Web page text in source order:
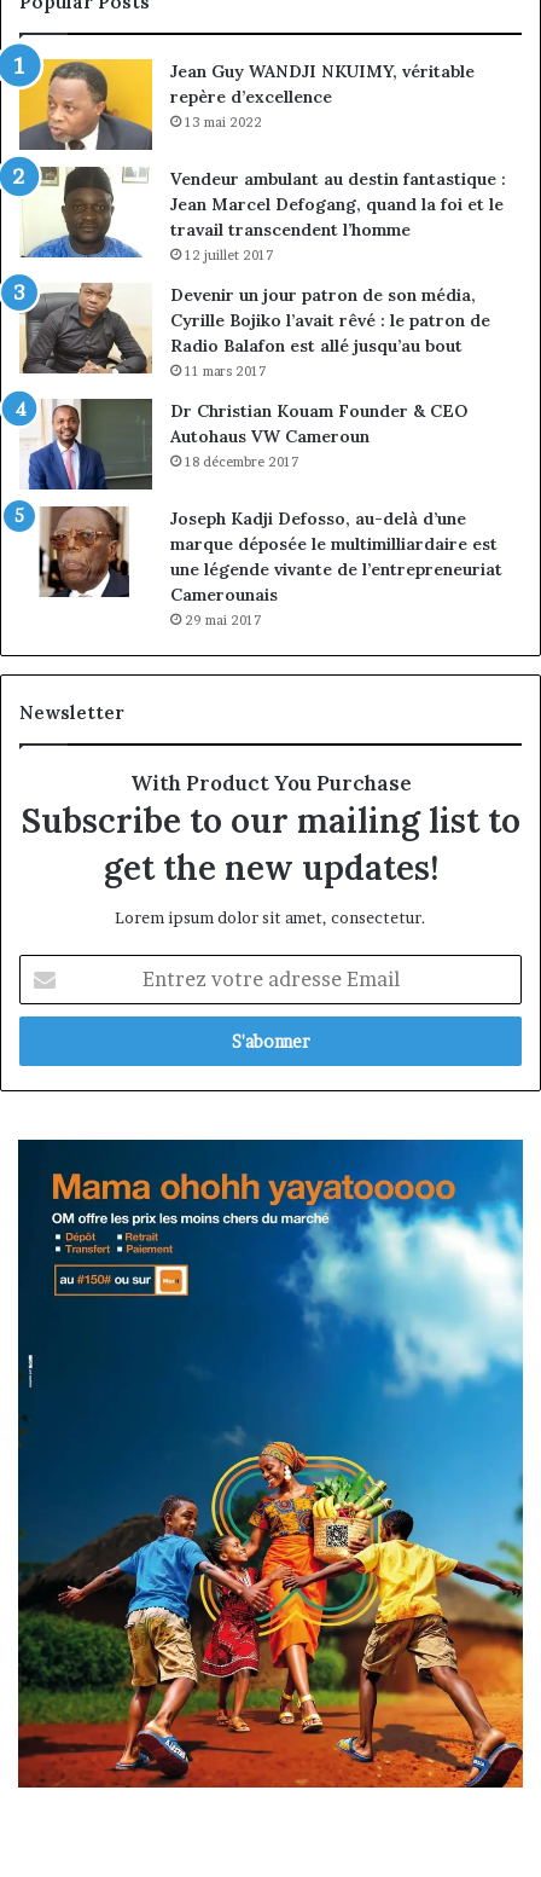
marché
des
entreprises
Jean Guy WANDJI NKUIMY, véritable
repère d’excellence
13 mai 2022
Vendeur ambulant au destin fantastique :
Jean Marcel Defogang, quand la foi et le
travail transcendent l’homme
12 juillet 2017
Devenir un jour patron de son média,
Cyrille Bojiko l’avait rêvé : le patron de
Radio Balafon est allé jusqu’au bout
11 mars 2017
Dr Christian Kouam Founder & CEO
Autohaus VW Cameroun
18 décembre 2017
Joseph Kadji Defosso, au-delà d’une
marque déposée le multimilliardaire est
une légende vivante de l’entrepreneuriat
Camerounais
29 mai 2017
Newsletter
With Product You Purchase
Subscribe to our mailing list to
get the new updates!
Lorem ipsum dolor sit amet, consectetur.
votre
adresse